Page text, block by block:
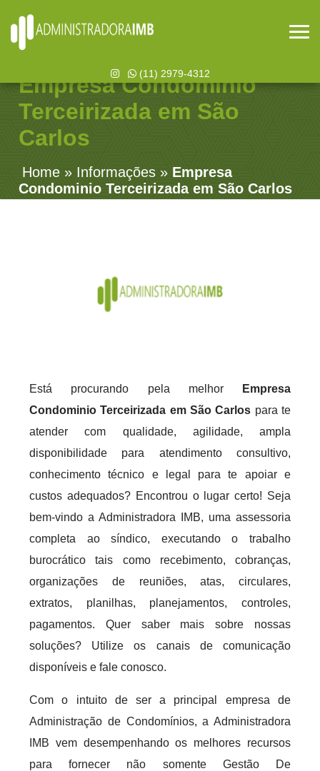
(11) 2979-4312
Empresa Condominio
Terceirizada em São
Carlos
Home » Informações » Empresa
Condominio Terceirizada em São Carlos
Está procurando pela melhor
Empresa
Condominio Terceirizada em São Carlos para te
atender com qualidade, agilidade, ampla
disponibilidade para atendimento consultivo,
conhecimento técnico e legal para te apoiar e
custos adequados? Encontrou o lugar certo! Seja
bem-vindo a Administradora IMB, uma assessoria
completa ao síndico, executando o trabalho
burocrático tais como recebimento, cobranças,
organizações de reuniões, atas, circulares,
extratos, planilhas, planejamentos, controles,
pagamentos. Quer saber mais sobre nossas
soluções? Utilize os canais de comunicação
disponíveis e fale conosco.
Com o intuito de ser a principal empresa de
Administração de Condomínios, a Administradora
IMB vem desempenhando os melhores recursos
para fornecer não somente Gestão De